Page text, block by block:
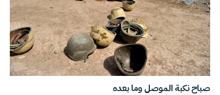
صباح نكبة الموصل وما بعده